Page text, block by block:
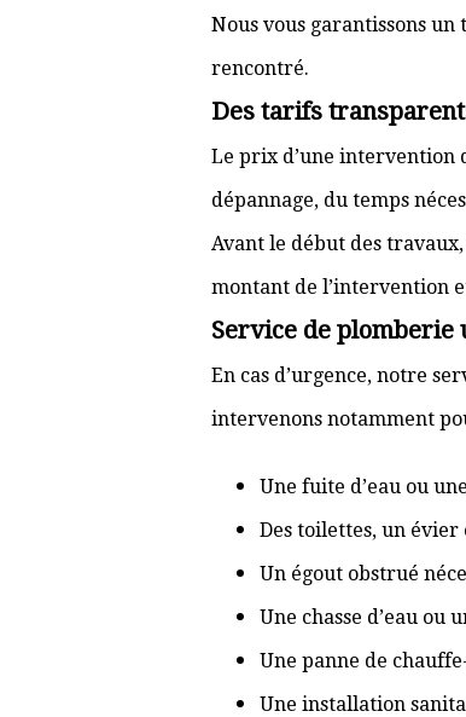
Nous vous garantissons
rencontré.
Des tarifs
Le prix d’une intervention
dépannage, du temps
Avant le début des
montant de l’intervention
Service de
En cas d’urgence, notre
intervenons notamment
Une fuite d’eau ou
Des toilettes, un évier
Un égout obstrué
Une chasse d’eau ou
Une panne de
Une installation